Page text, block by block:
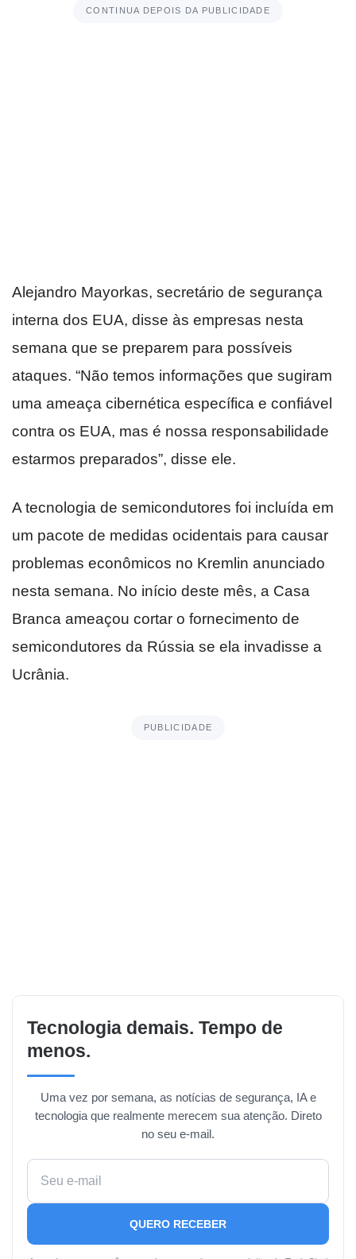
CONTINUA DEPOIS DA PUBLICIDADE
Alejandro Mayorkas, secretário de segurança
interna dos EUA, disse às empresas nesta
semana que se preparem para possíveis
ataques. “Não temos informações que sugiram
uma ameaça cibernética específica e confiável
contra os EUA, mas é nossa responsabilidade
estarmos preparados”, disse ele.
A tecnologia de semicondutores foi incluída em
um pacote de medidas ocidentais para causar
problemas econômicos no Kremlin anunciado
nesta semana. No início deste mês, a Casa
Branca ameaçou cortar o fornecimento de
semicondutores da Rússia se ela invadisse a
Ucrânia.
PUBLICIDADE
Tecnologia demais. Tempo de
menos.
Uma vez por semana, as notícias de segurança, IA e
tecnologia que realmente merecem sua atenção. Direto
no seu e-mail.
QUERO RECEBER